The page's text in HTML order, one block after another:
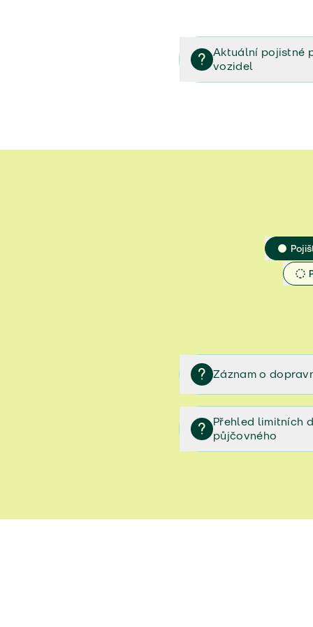
Aktuální pojistné
vozidel
Veřejný příslib -
Záznam o
Záznam o dopravní
Přehled limitních
půjčovného